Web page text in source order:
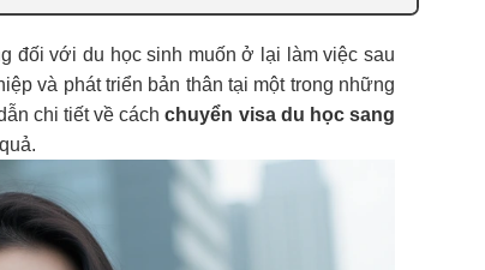
đối với du học sinh muốn ở lại làm việc sau
và phát triển bản thân tại một trong những
chi tiết về cáchchuyển visa du học sang